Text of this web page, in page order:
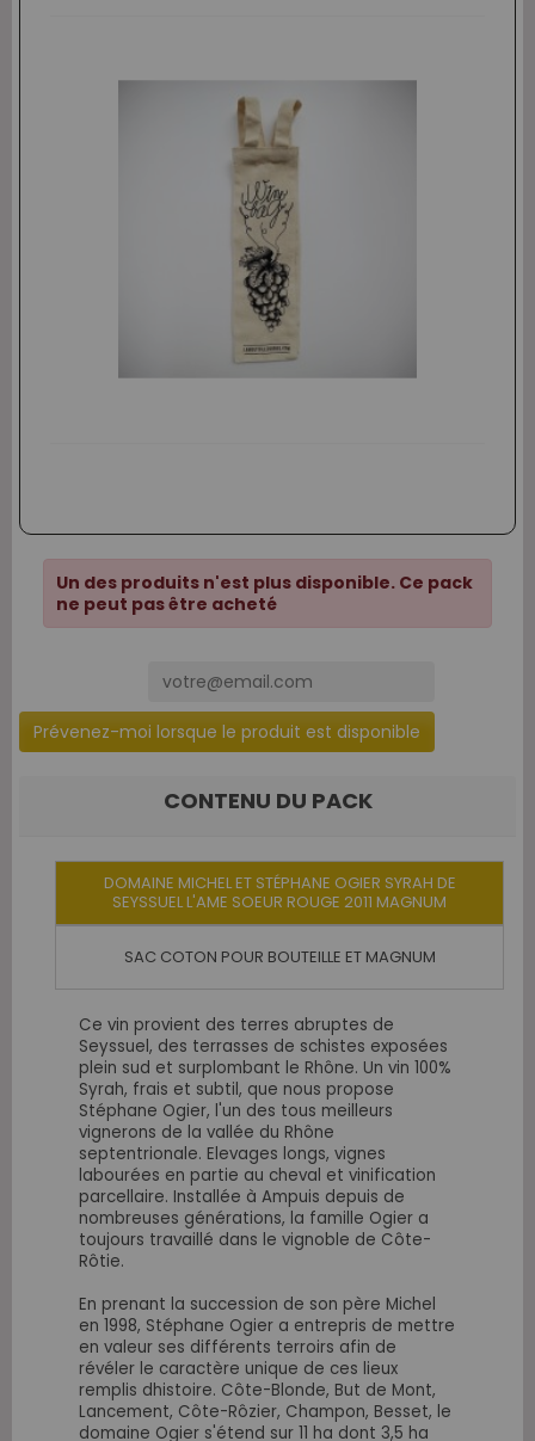
Un des produits n'est plus disponible. Ce pack
ne peut pas être acheté
Prévenez-moi lorsque le produit est disponible
CONTENU DU PACK
DOMAINE MICHEL ET STÉPHANE OGIER SYRAH DE
SEYSSUEL L'AME SOEUR ROUGE 2011 MAGNUM
SAC COTON POUR BOUTEILLE ET MAGNUM
Ce vin provient des terres abruptes de
Seyssuel, des terrasses de schistes exposées
plein sud et surplombant le Rhône. Un vin 100%
Syrah, frais et subtil, que nous propose
Stéphane Ogier, l'un des tous meilleurs
vignerons de la vallée du Rhône
septentrionale. Elevages longs, vignes
labourées en partie au cheval et vinification
parcellaire. Installée à Ampuis depuis de
nombreuses générations, la famille Ogier a
toujours travaillé dans le vignoble de Côte-
Rôtie.
En prenant la succession de son père Michel
en 1998, Stéphane Ogier a entrepris de mettre
en valeur ses différents terroirs afin de
révéler le caractère unique de ces lieux
remplis dhistoire. Côte-Blonde, But de Mont,
Lancement, Côte-Rôzier, Champon, Besset, le
domaine Ogier s'étend sur 11 ha dont 3,5 ha